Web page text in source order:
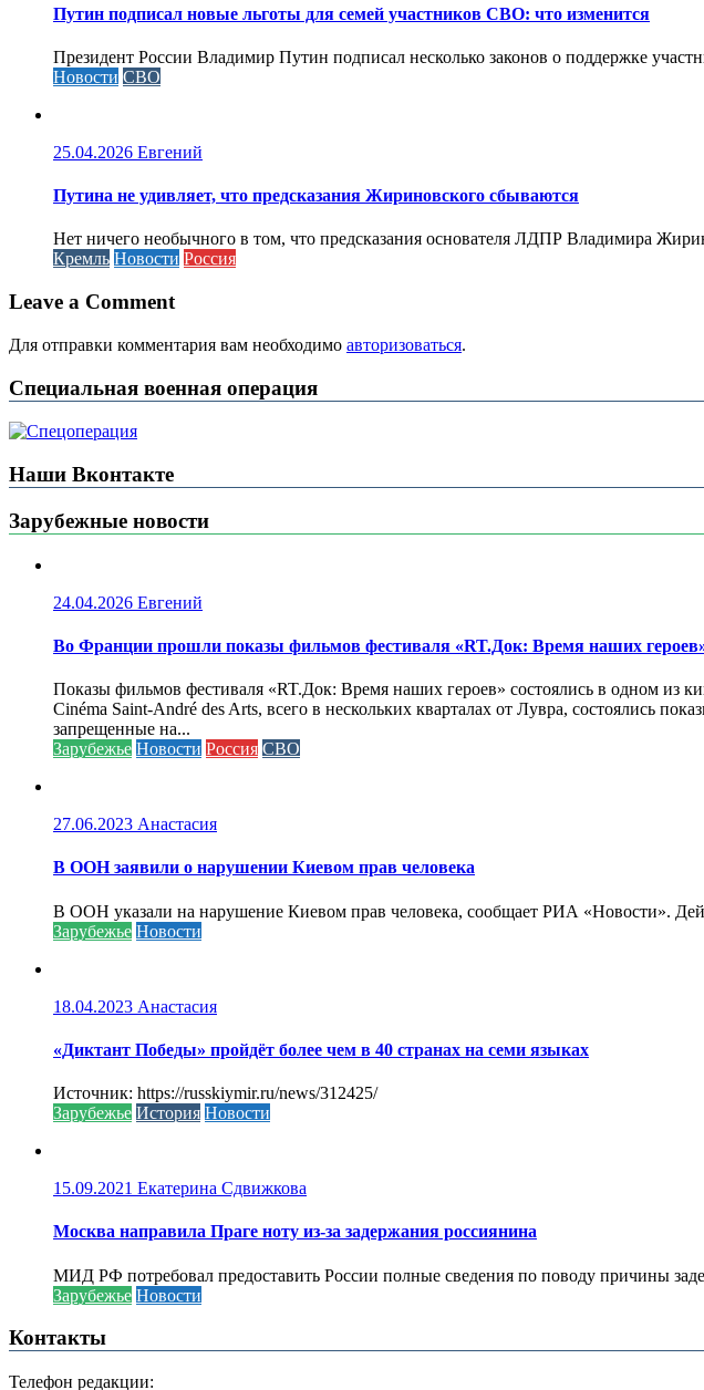
Путин подписал новые льготы для семей участников СВО: что изменится
Президент России Владимир Путин подписал несколько законов о поддержке
Новости СВО
25.04.2026 Евгений
Путина не удивляет, что предсказания Жириновского сбываются
Нет ничего необычного в том, что предсказания основателя ЛДПР Владимира
Кремль Новости Россия
Leave a Comment
Для отправки комментария вам необходимо авторизоваться.
Специальная военная операция
Наши Вконтакте
Зарубежные новости
24.04.2026 Евгений
Во Франции прошли показы фильмов фестиваля «RT.Док: Время наших
Показы фильмов фестиваля «RT.Док: Время наших героев» состоялись в одном из
Cinéma Saint-André des Arts, всего в нескольких кварталах от Лувра, состоялись
запрещенные на...
Зарубежье Новости Россия СВО
27.06.2023 Анастасия
В ООН заявили о нарушении Киевом прав человека
В ООН указали на нарушение Киевом прав человека, сообщает РИА «Новости».
Зарубежье Новости
18.04.2023 Анастасия
«Диктант Победы» пройдёт более чем в 40 странах на семи языках
Источник: https://russkiymir.ru/news/312425/
Зарубежье История Новости
15.09.2021 Екатерина Сдвижкова
Москва направила Праге ноту из-за задержания россиянина
МИД РФ потребовал предоставить России полные сведения по поводу причины
Зарубежье Новости
Контакты
Телефон редакции: